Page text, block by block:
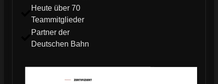
Heute über 70
Teammitglieder
Partner der
Deutschen Bahn